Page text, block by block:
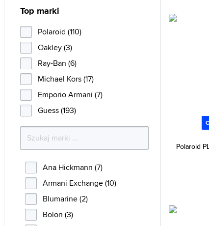
Polaroid
Top marki
Polaroid (110)
Oakley (3)
Ray-Ban (6)
Michael Kors (17)
Emporio Armani (7)
Guess (193)
Ana Hickmann (7)
Armani Exchange (10)
Blumarine (2)
Bolon (3)